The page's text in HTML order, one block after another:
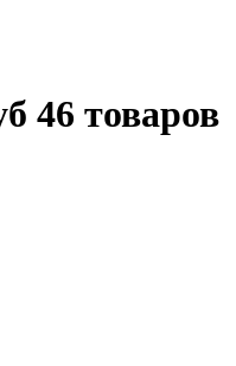
46 товаров